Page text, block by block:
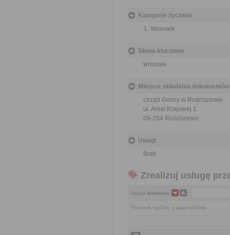
Kategorie życiowe
Wniosek
Słowa kluczowe
wniosek
Miejsce składania dokumentów
Urząd Gminy w Rościszewie
ul. Armii Krajowej 1
09-204 Rościszewo
Uwagi
Brak
Zrealizuj usługę
Nazwa dokumentu
Wniosek ogólny z załącznikiem